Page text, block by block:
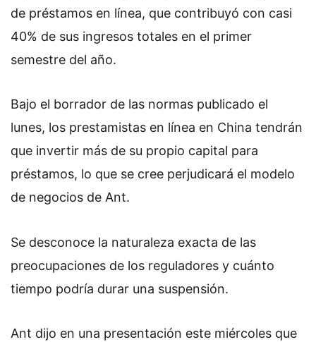
de préstamos en línea, que contribuyó con casi
40% de sus ingresos totales en el primer
semestre del año.
Bajo el borrador de las normas publicado el
lunes, los prestamistas en línea en China tendrán
que invertir más de su propio capital para
préstamos, lo que se cree perjudicará el modelo
de negocios de Ant.
Se desconoce la naturaleza exacta de las
preocupaciones de los reguladores y cuánto
tiempo podría durar una suspensión.
Ant dijo en una presentación este miércoles que